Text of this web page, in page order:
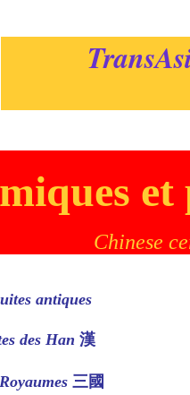
et
Chinese
antiques
des Han 漢
三國